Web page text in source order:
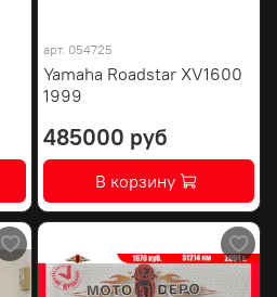
арт. 054725
Yamaha Roadstar XV1600
1999
485000 руб
В корзину